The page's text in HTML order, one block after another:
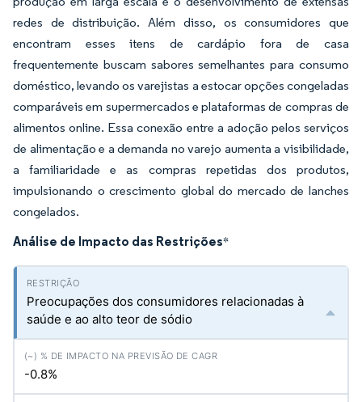
redes de distribuição. Além disso, os consumidores que
encontram esses itens de cardápio fora de casa
frequentemente buscam sabores semelhantes para consumo
doméstico, levando os varejistas a estocar opções congeladas
comparáveis em supermercados e plataformas de compras de
alimentos online. Essa conexão entre a adoção pelos serviços
de alimentação e a demanda no varejo aumenta a visibilidade,
a familiaridade e as compras repetidas dos produtos,
impulsionando o crescimento global do mercado de lanches
congelados.
Análise de Impacto das Restrições*
Preocupações dos consumidores relacionadas à
saúde e ao alto teor de sódio
-0.8%